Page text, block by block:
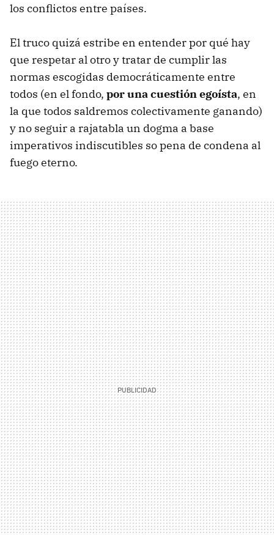
los conflictos entre países.
El truco quizá estribe en entender por qué hay
que respetar al otro y tratar de cumplir las
normas escogidas democráticamente entre
todos (en el fondo, por una cuestión egoísta, en
la que todos saldremos colectivamente ganando)
y no seguir a rajatabla un dogma a base
imperativos indiscutibles so pena de condena al
fuego eterno.